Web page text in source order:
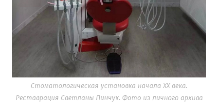
Стоматологическая установка начала ХХ века.
Реставрация Светланы Пинчук. Фото из личного архива